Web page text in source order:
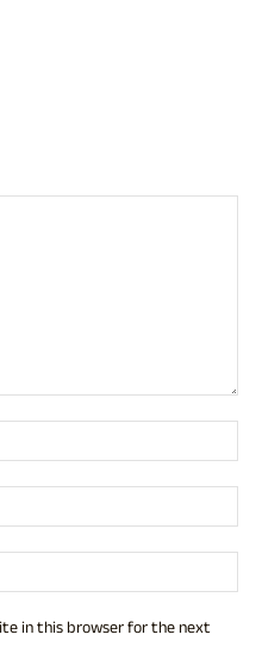
in this browser for the next